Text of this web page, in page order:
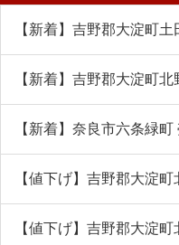
【新着】吉野郡大淀町
【新着】吉野郡大淀町
【新着】奈良市六条緑
【値下げ】吉野郡大淀
【値下げ】吉野郡大淀